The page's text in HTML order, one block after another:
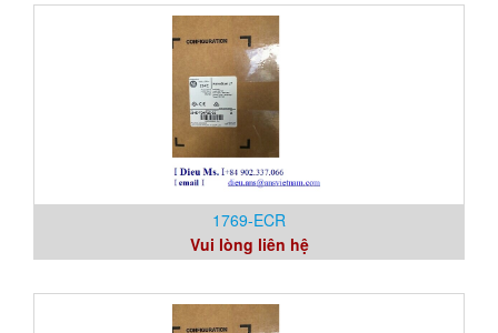
1769-ECR
Vui lòng liên hệ